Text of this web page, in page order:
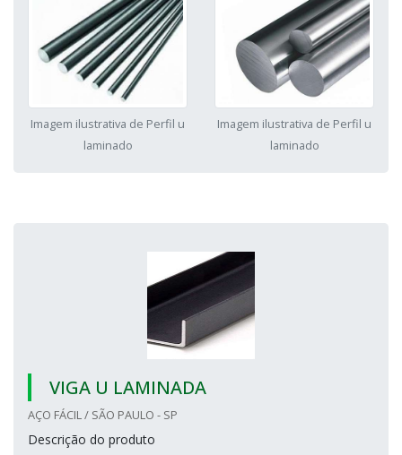
Imagem ilustrativa de Perfil u
laminado
Imagem ilustrativa de Perfil u
laminado
VIGA U LAMINADA
AÇO FÁCIL / SÃO PAULO - SP
Descrição do produto